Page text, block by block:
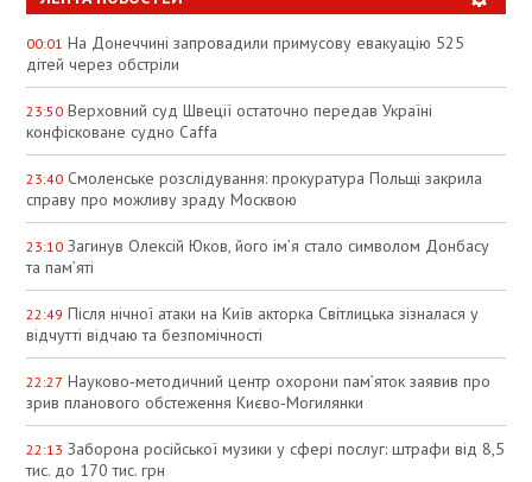
00:01 На Донеччині запровадили примусову евакуацію 525
дітей через обстріли
23:50 Верховний суд Швеції остаточно передав Україні
конфісковане судно Caffa
23:40 Смоленське розслідування: прокуратура Польщі закрила
справу про можливу зраду Москвою
23:10 Загинув Олексій Юков, його ім’я стало символом Донбасу
та пам’яті
22:49 Після нічної атаки на Київ акторка Світлицька зізналася у
відчутті відчаю та безпомічності
22:27 Науково‑методичний центр охорони пам’яток заявив про
зрив планового обстеження Києво‑Могилянки
22:13 Заборона російської музики у сфері послуг: штрафи від 8,5
тис. до 170 тис. грн